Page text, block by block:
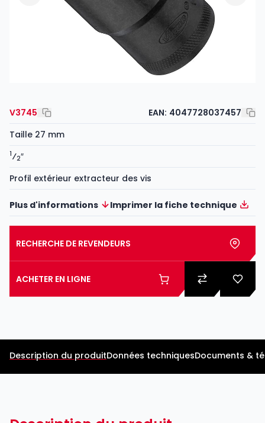
V3745 EAN: 4047728037457
Taille 27 mm
1⁄2″
Profil extérieur extracteur des vis
Plus d'informations Imprimer la fiche technique
RECHERCHE DE REVENDEURS
ACHETER EN LIGNE
Description du produitDonnées techniquesDocuments &